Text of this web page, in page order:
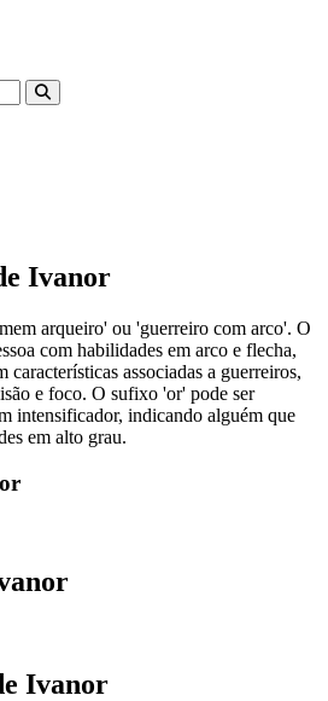
Ivanor
arqueiro' ou 'guerreiro com arco'. O
com habilidades em arco e flecha,
associadas a guerreiros,
e foco. O sufixo 'or' pode ser
intensificador, indicando alguém que
em alto grau.
Ivanor